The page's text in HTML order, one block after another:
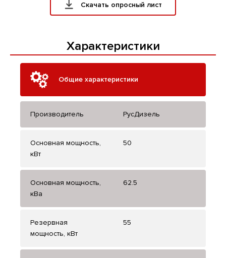
Скачать опросный лист
Характеристики
Общие характеристики
Производитель РусДизель
Основная мощность,
кВт
50
Основная мощность,
кВа
62.5
Резервная
мощность, кВт
55